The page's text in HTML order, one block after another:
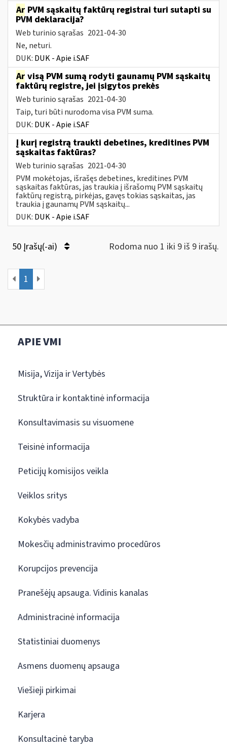
Ar PVM sąskaitų faktūrų registrai turi sutapti su
PVM deklaracija?
Web turinio sąrašas 2021-04-30
Ne, neturi.
DUK: DUK - Apie i.SAF
Ar visą PVM sumą rodyti gaunamų PVM sąskaitų
faktūrų registre, jei įsigytos prekės
Web turinio sąrašas 2021-04-30
Taip, turi būti nurodoma visa PVM suma.
DUK: DUK - Apie i.SAF
Į kurį registrą traukti debetines, kreditines PVM
sąskaitas faktūras?
Web turinio sąrašas 2021-04-30
PVM mokėtojas, išrašęs debetines, kreditines PVM
sąskaitas faktūras, jas traukia į išrašomų PVM sąskaitų
faktūrų registrą, pirkėjas, gavęs tokias sąskaitas, jas
traukia į gaunamų PVM sąskaitų...
DUK: DUK - Apie i.SAF
50 Įrašų(-ai) Rodoma nuo 1 iki 9 iš 9 irašų.
1
APIE VMI
Misija, Vizija ir Vertybės
Struktūra ir kontaktinė informacija
Konsultavimasis su visuomene
Teisinė informacija
Peticijų komisijos veikla
Veiklos sritys
Kokybės vadyba
Mokesčių administravimo procedūros
Korupcijos prevencija
Pranešėjų apsauga. Vidinis kanalas
Administracinė informacija
Statistiniai duomenys
Asmens duomenų apsauga
Viešieji pirkimai
Karjera
Konsultacinė taryba